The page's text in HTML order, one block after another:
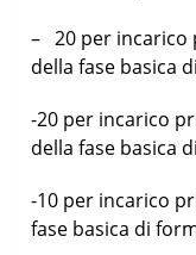
– 20 per incarico
della fase basica
-20 per incarico
della fase basica
-10 per incarico
fase basica di